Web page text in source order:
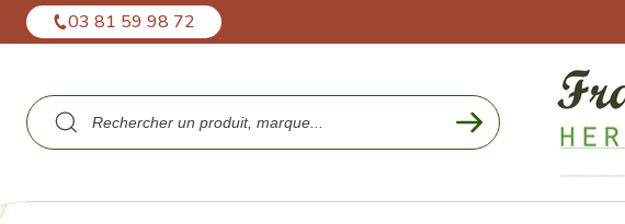
03 81 59 98 72
Panneau de gestion des cookies